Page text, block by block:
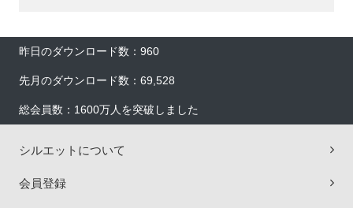
昨日のダウンロード数：960
先月のダウンロード数：69,528
総会員数：1600万人を突破しました
シルエットについて
会員登録